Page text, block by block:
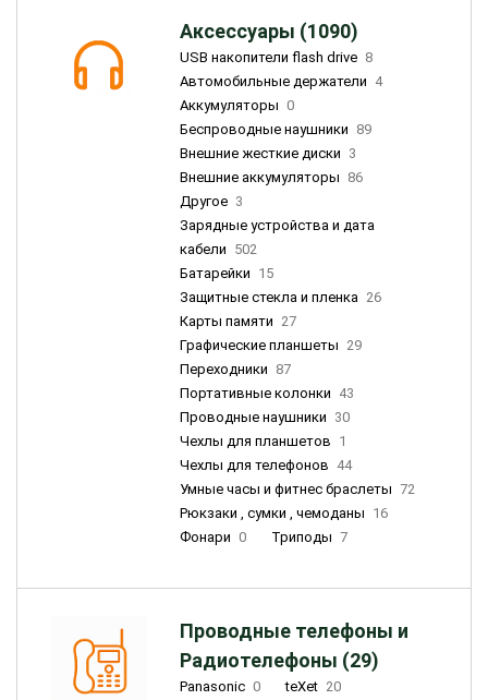
Аксессуары (1090)
USB накопители flash drive 8
Автомобильные держатели 4
Аккумуляторы 0
Беспроводные наушники 89
Внешние жесткие диски 3
Внешние аккумуляторы 86
Другое 3
Зарядные устройства и дата
кабели 502
Батарейки 15
Защитные стекла и пленка 26
Карты памяти 27
Графические планшеты 29
Переходники 87
Портативные колонки 43
Проводные наушники 30
Чехлы для планшетов 1
Чехлы для телефонов 44
Умные часы и фитнес браслеты 72
Рюкзаки , сумки , чемоданы 16
Фонари 0 Триподы 7
Проводные телефоны и
Радиотелефоны (29)
Panasonic 0 teXet 20